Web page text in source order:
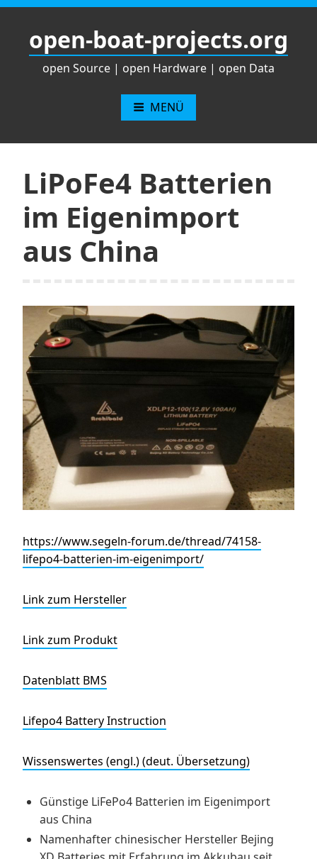
Zum
springenopen-boat-projects.org
open Source | open Hardware | open Data
MENÜ
LiPoFe4 Batterien
im Eigenimport
aus China
https://www.segeln-forum.de/thread/74158-
lifepo4-batterien-im-eigenimport/
Link zum Hersteller
Link zum Produkt
Datenblatt BMS
Lifepo4 Battery Instruction
Wissenswertes (engl.)(deut. Übersetzung)
Günstige LiFePo4 Batterien im Eigenimport
aus China
Namenhafter chinesischer Hersteller Bejing